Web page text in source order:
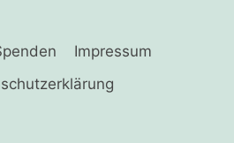
Impressum